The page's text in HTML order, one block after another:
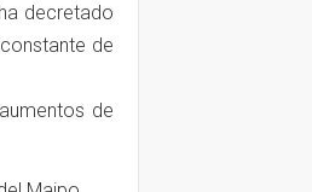
decretado
de
de